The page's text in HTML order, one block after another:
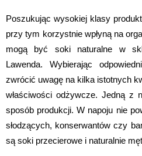
Poszukując wysokiej klasy
przy tym korzystnie wpłyną na
mogą być soki naturalne w
Lawenda. Wybierając
zwrócić uwagę na kilka istotnych
właściwości odżywcze. Jedną z
sposób produkcji. W napoju nie
słodzących, konserwantów czy
są soki przecierowe i naturalnie